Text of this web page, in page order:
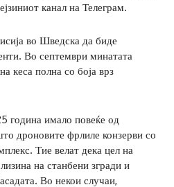
канал на Телеграм.
во Шведска да биде
Во септември минатата
кеса полна со боја врз
година имало повеќе од
дроновите фрлиле конзерви со
Тие велат дека цел на
на станбени згради и
Во некои случаи,